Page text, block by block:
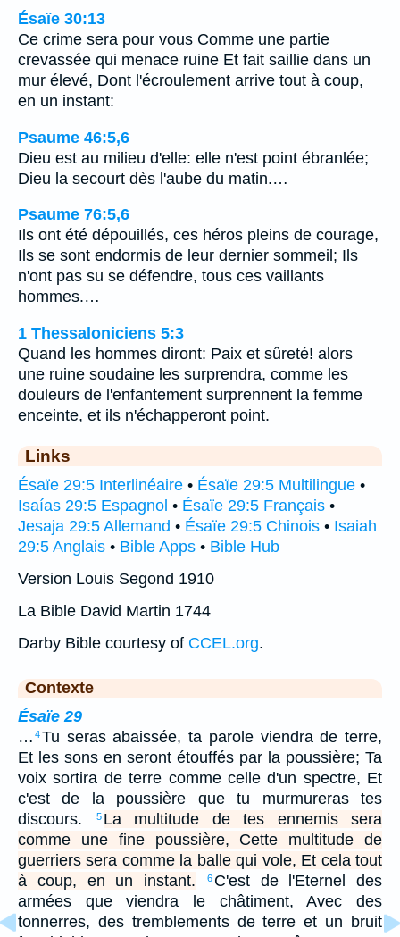
Ésaïe 30:13
Ce crime sera pour vous Comme une partie
crevassée qui menace ruine Et fait saillie dans un
mur élevé, Dont l'écroulement arrive tout à coup,
en un instant:
Psaume 46:5,6
Dieu est au milieu d'elle: elle n'est point ébranlée;
Dieu la secourt dès l'aube du matin.…
Psaume 76:5,6
Ils ont été dépouillés, ces héros pleins de courage,
Ils se sont endormis de leur dernier sommeil; Ils
n'ont pas su se défendre, tous ces vaillants
hommes.…
1 Thessaloniciens 5:3
Quand les hommes diront: Paix et sûreté! alors
une ruine soudaine les surprendra, comme les
douleurs de l'enfantement surprennent la femme
enceinte, et ils n'échapperont point.
Links
Ésaïe 29:5 Interlinéaire • Ésaïe 29:5 Multilingue •
Isaías 29:5 Espagnol • Ésaïe 29:5 Français •
Jesaja 29:5 Allemand • Ésaïe 29:5 Chinois • Isaiah
29:5 Anglais • Bible Apps • Bible Hub
Version Louis Segond 1910
La Bible David Martin 1744
Darby Bible courtesy of CCEL.org.
Contexte
Ésaïe 29
… 4Tu seras abaissée, ta parole viendra de terre,
Et les sons en seront étouffés par la poussière; Ta
voix sortira de terre comme celle d'un spectre, Et
c'est de la poussière que tu murmureras tes
discours.
5 La multitude de tes ennemis sera
comme une fine poussière, Cette multitude de
guerriers sera comme la balle qui vole, Et cela tout
à coup, en un instant.
6 C'est de l'Eternel des
armées que viendra le châtiment, Avec des
tonnerres, des tremblements de terre et un bruit